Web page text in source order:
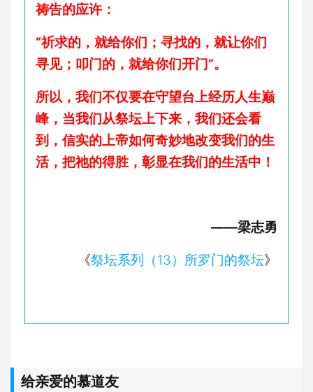
祷告的应许：
“祈求的，就给你们；寻找的，就让你们
寻见；叩门的，就给你们开门”。
所以，我们不仅要在守望台上经历人生巅
峰，当我们从祭坛上下来，我们还会看
到，信实的上帝如何奇妙地改变我们的生
活，把祂的得胜，彰显在我们的生活中！
​——梁志勇
《祭坛系列（13）所罗门的祭坛》
给亲爱的慕道友